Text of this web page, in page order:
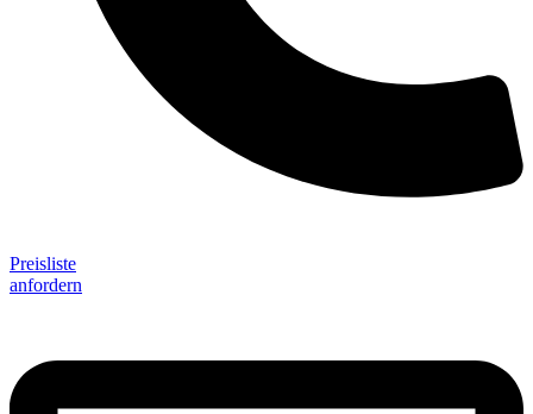
Preisliste
anfordern